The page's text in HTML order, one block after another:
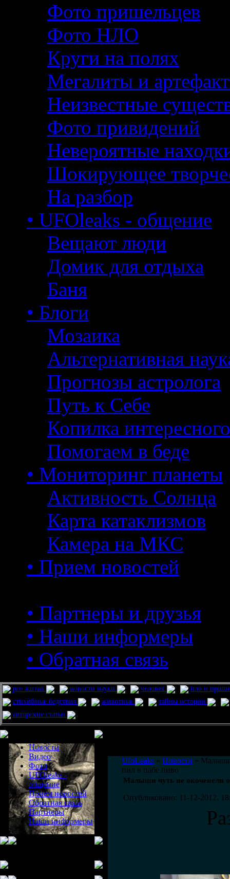
Фото пришельцев
Фото НЛО
Круги на полях
Мегалиты и
Неизвестные
Фото привидений
Невероятные
Шокирующее
На разбор
• UFOleaks - общение
Вещают люди
Домик для отдыха
Баня
• Блоги
Мозаика
Альтернативная
Прогнозы астролога
Путь к Себе
Копилка интересного
Помогаем в беде
• Мониторинг планеты
Активность Солнца
Карта катаклизмов
Камера на МКС
• Прием новостей
• Партнеры и друзья
• Наши информеры
• Обратная связь
pro жизнь новости науки человек
нло и
стихийные бедствия
животные
тайны истории
авторские статьи
Новости
Видео
Фото
UFOleaks -
общение
Прием новостей
Обратная связь
Партнеры
Наши информеры
UfoLeaks » Новости » Малыши
пил в пабе пиво
Малыши чуть не окоченели
Опубликовано: 11-12-2012,